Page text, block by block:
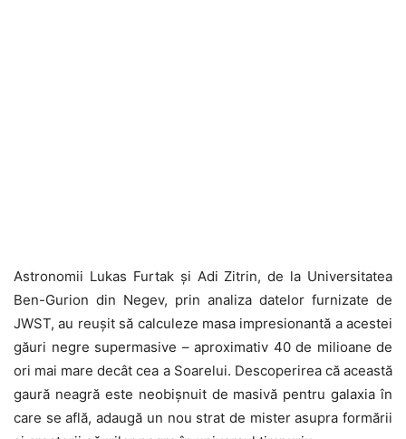
Astronomii Lukas Furtak și Adi Zitrin, de la Universitatea
Ben-Gurion din Negev, prin analiza datelor furnizate de
JWST, au reușit să calculeze masa impresionantă a acestei
găuri negre supermasive – aproximativ 40 de milioane de
ori mai mare decât cea a Soarelui. Descoperirea că această
gaură neagră este neobișnuit de masivă pentru galaxia în
care se află, adaugă un nou strat de mister asupra formării